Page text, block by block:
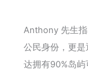
Anthony 先生
公民身份，更
达拥有90%岛